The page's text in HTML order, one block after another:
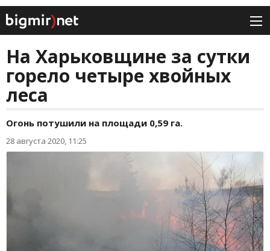
На Харьковщине за сутки
горело четыре хвойных
леса
Огонь потушили на площади 0,59 га.
28 августа 2020, 11:25